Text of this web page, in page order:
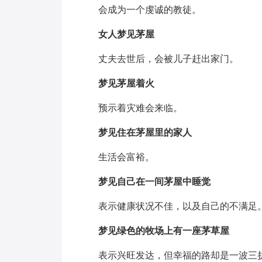
会成为一个虔诚的教徒。
女人梦见茅屋
丈夫去世后，会被儿子赶出家门。
梦见茅屋着火
预示着灾难会来临。
梦见住在茅屋里的家人
生活会富裕。
梦见自己在一间茅屋中睡觉
表示健康状况不佳，以及自己的不满足
梦见绿色的牧场上有一座茅草屋
表示兴旺发达，但幸福的路却是一波三